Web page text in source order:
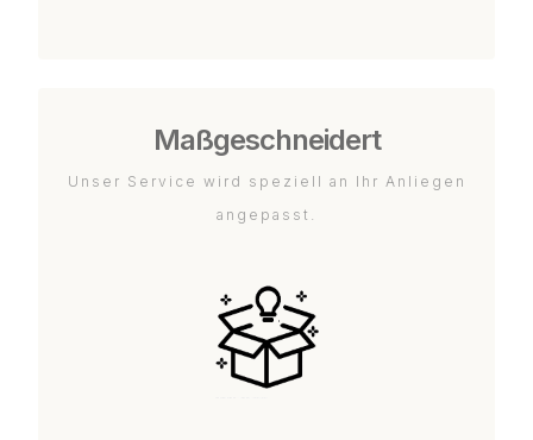
Maßgeschneidert
Unser Service wird speziell an Ihr Anliegen
angepasst.